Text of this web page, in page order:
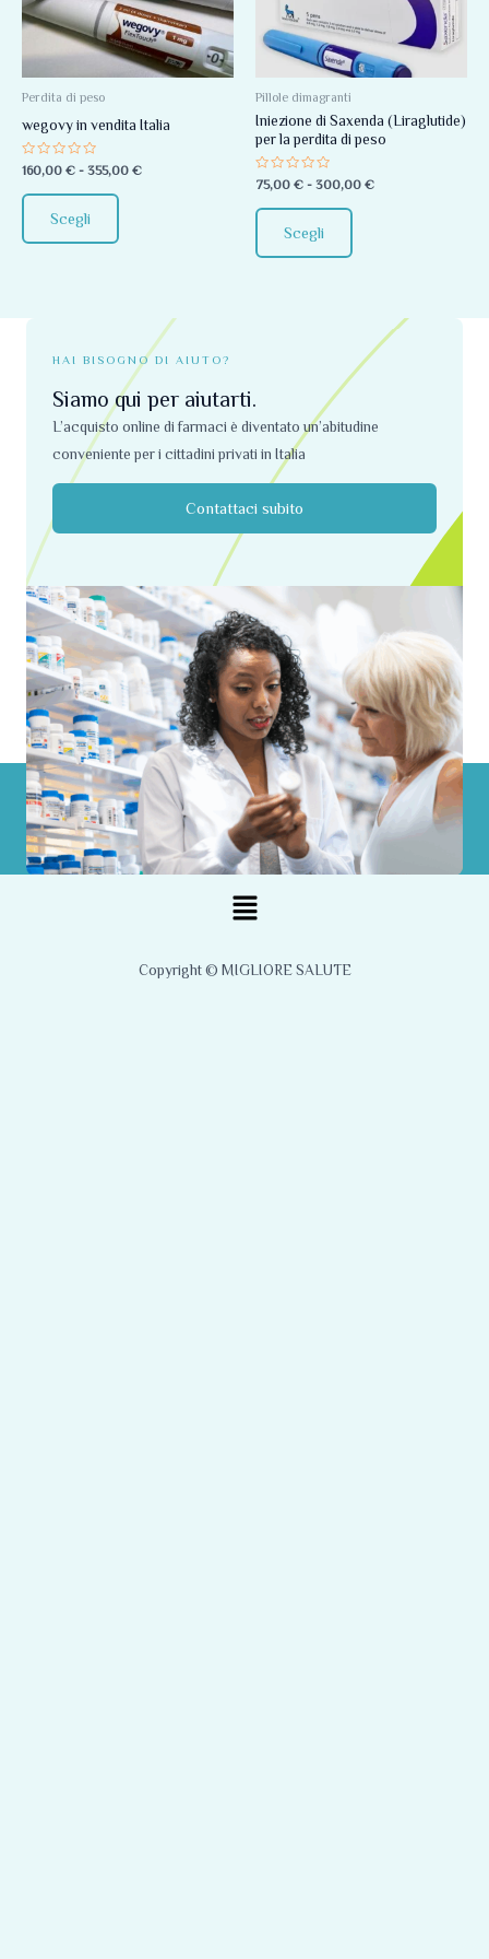
Perdita di peso
wegovy in vendita Italia
Valutato
0
su
5
160,00 € - 355,00 €
a
355,00 €
Scegli
più
varianti.
Le
possono
scelte
nella
Pillole dimagranti
Iniezione di Saxenda (Liraglutide)
per la perdita di peso
Valutato
0
su
5
75,00 € - 300,00 €
300,00 €
Scegli
varianti.
Le
possono
essere
scelte
del
HAI BISOGNO DI AIUTO?
Siamo qui per aiutarti.
L’acquisto online di farmaci è diventato un’abitudine
conveniente per i cittadini privati ​​in Italia
Contattaci subito
Menu
Copyright © MIGLIORE SALUTE